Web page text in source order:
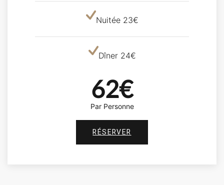
Nuitée 23€
Dîner 24€
62€
Par Personne
RÉSERVER